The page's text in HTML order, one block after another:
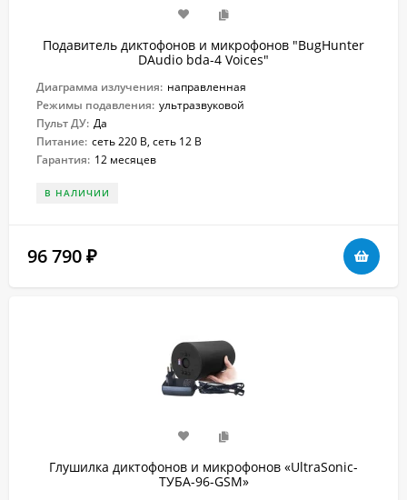
Подавитель диктофонов и микрофонов "BugHunter
DAudio bda-4 Voices"
Диаграмма излучения: направленная
Режимы подавления: ультразвуковой
Пульт ДУ: Да
Питание: сеть 220 В, сеть 12 В
Гарантия: 12 месяцев
В НАЛИЧИИ
96 790 ₽
Глушилка диктофонов и микрофонов «UltraSonic-
ТУБА-96-GSM»